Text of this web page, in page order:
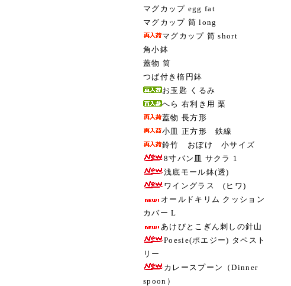
マグカップ egg fat
マグカップ 筒 long
マグカップ 筒 short
角小鉢
蓋物 筒
つば付き楕円鉢
お玉匙 くるみ
へら 右利き用 栗
蓋物 長方形
小皿 正方形 鉄線
鈴竹 おぼけ 小サイズ
8寸パン皿 サクラ 1
浅底モール鉢(透)
ワイングラス (ヒワ)
オールドキリム クッション
カバー L
あけびとこぎん刺しの針山
Poesie(ポエジー) タペスト
リー
カレースプーン（Dinner
spoon）